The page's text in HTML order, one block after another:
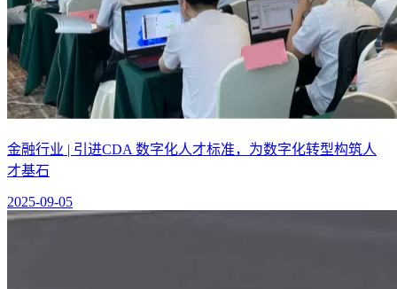
金融行业 | 引进CDA 数字化人才标准，为数字化转型构筑人
才基石
2025-09-05